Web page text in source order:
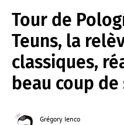
Tour de
Teuns, la
classiques,
beau coup
Grégory Ienco